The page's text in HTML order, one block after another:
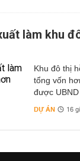
làm khu
Khu đô thị
tổng vốn
được UBND
DỰ ÁN 16